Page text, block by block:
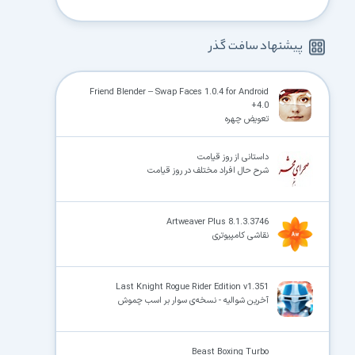
پیشنهاد سافت گذر
Friend Blender – Swap Faces 1.0.4 for Android
+4.0
تعویض چهره
داستانی از روز قیامت
شرح حال افراد مختلف در روز قیامت
Artweaver Plus 8.1.3.3746
نقاشی کامپیوتری
Last Knight Rogue Rider Edition v1.351
آخرین شوالیه - نسخه‌ی سوار بر اسب چموش
Beast Boxing Turbo